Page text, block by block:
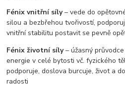
Fénix vnitřní síly– vede do
silou a bezbřehou tvořivostí,
vnitřní stabilitu postavit se pevně
Fénix životní síly– úžasný
energie v celé bytosti vč. fyzického
podporuje, doslova burcuje, život a
radosti